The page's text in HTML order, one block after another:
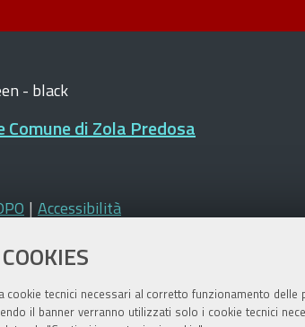
cookie tecnici necessari al corretto funzionamento
il banner verranno utilizzati solo i cookie tecnici
di Zola Predosa
| Accessibilità